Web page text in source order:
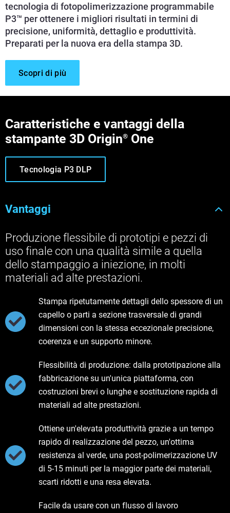
tecnologia di fotopolimerizzazione programmabile
P3™ per ottenere i migliori risultati in termini di
precisione, uniformità, dettaglio e produttività.
Preparati per la nuova era della stampa 3D.
Scopri di più
Caratteristiche e vantaggi della
stampante 3D Origin® One
Vantaggi
Produzione flessibile di prototipi e pezzi di
uso finale con una qualità simile a quella
dello stampaggio a iniezione, in molti
materiali ad alte prestazioni.
Stampa ripetutamente dettagli dello spessore di un
capello o parti a sezione trasversale di grandi
dimensioni con la stessa eccezionale precisione,
coerenza e un supporto minore.
Flessibilità di produzione: dalla prototipazione alla
fabbricazione su un'unica piattaforma, con
costruzioni brevi o lunghe e sostituzione rapida di
materiali ad alte prestazioni.
Ottiene un'elevata produttività grazie a un tempo
rapido di realizzazione del pezzo, un'ottima
resistenza al verde, una post-polimerizzazione UV
di 5-15 minuti per la maggior parte dei materiali,
scarti ridotti e una resa elevata.
Facile da usare con un flusso di lavoro
Tecnologia P3 DLP